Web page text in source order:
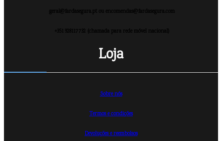
geral@fardasegura.pt ou encomendas@fardasegura.com
+351 928117732 (chamada para rede móvel nacional)
Loja
Sobre nós
Termos e condições
Devoluções e reembolsos